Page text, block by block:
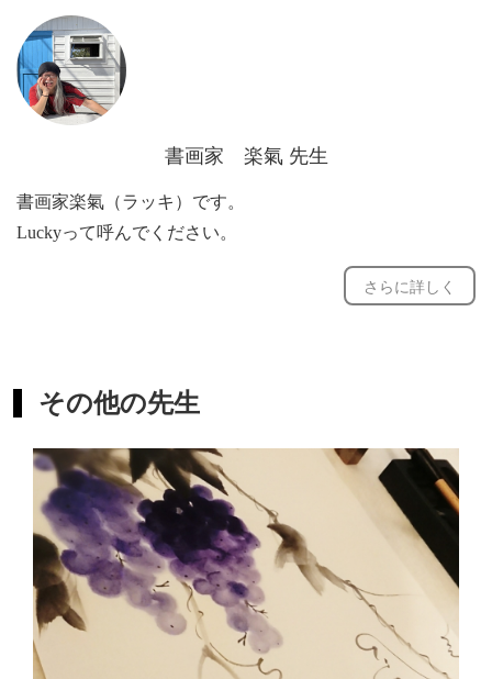
遠慮なく気軽にお尋ねください。
体験の場合は、時間内で作品を仕上げますので詳しい描き
方は多少省略になります。
に）を受け付けますので
より楽しく学べるのではないかと思います。
書画家 楽氣 先生
書画家楽氣（ラッキ）です。
Luckyって呼んでください。
手軽に筆ペンで友人や知人にカードを送って欲しい、とい
う思いで筆ペン書画をレクチャーしたいと思っています。
この超アナログのメッセージカードが一人でも多くの世界
の人たちに広がれば幸せです♪
長いことデザインの仕事に関わってきました。平面から立
体まで、楽しいを沢山♪( ´θ｀)
この経験でお役に立てれば幸いです。
さらに詳しく
その他の先生